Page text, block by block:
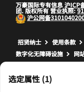
选定属性 (1)
万豪国际专有信息沪ICP
团. 版权所有 营业执照:
沪公网备
招贤纳士 打开新
使用条款
数字化无障碍设施
网
prod17,863F7F60-